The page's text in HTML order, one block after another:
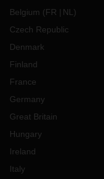
Belgium (FR NL )
Czech Republic
Denmark
Finland
France
Germany
Great Britain
Hungary
Ireland
Italy